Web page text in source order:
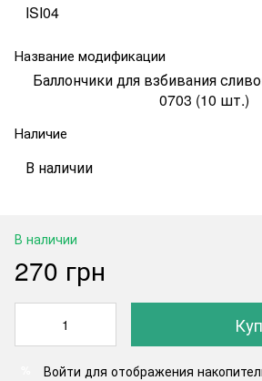
ISI04
Название модификации
Баллончики для взбивания
0703 (10 шт.)
Наличие
В наличии
В наличии
270 грн
Войти для отображения